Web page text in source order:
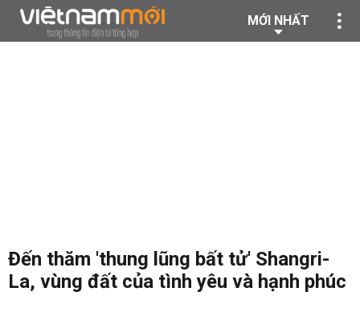
MỚI NHẤT
Đến thăm 'thung lũng bất tử' Shangri-
La, vùng đất của tình yêu và hạnh phúc